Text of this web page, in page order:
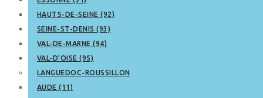
HAUTS-DE-SEINE (92)
SEINE-ST-DENIS (93)
VAL-DE-MARNE (94)
VAL-D’OISE (95)
LANGUEDOC-ROUSSILLON
AUDE (11)